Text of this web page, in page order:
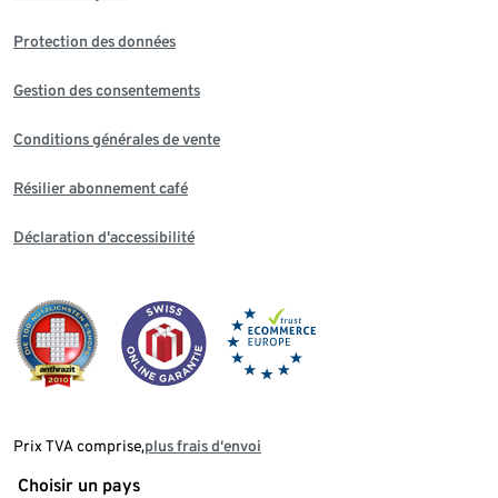
Protection des données
Gestion des consentements
Conditions générales de vente
Résilier abonnement café
Déclaration d'accessibilité
Prix TVA comprise,plus frais d‘envoi
Choisir un pays